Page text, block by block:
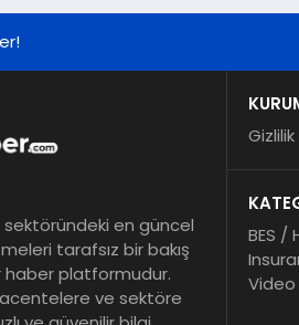
en güncel
tarafsız bir bakış
haber platformudur.
ve sektöre
BES /
Video